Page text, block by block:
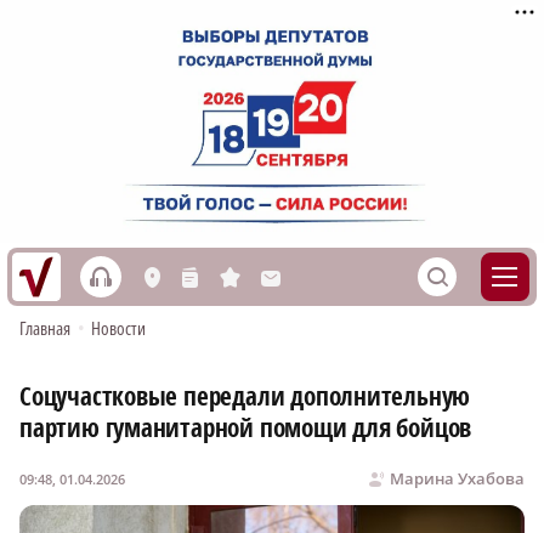
h L n s M S
Главная • Новости
Соцучастковые передали дополнительную
партию гуманитарной помощи для бойцов
Марина Ухабова
09:48, 01.04.2026